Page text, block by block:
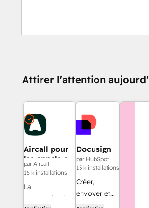
Attirer l'attention
Aircall pour
les appels et
les SMS
par Aircall
16 k installations
La
communication
Docusign
par HubSpot
13 k installations
Créer,
envoyer et
suivre les